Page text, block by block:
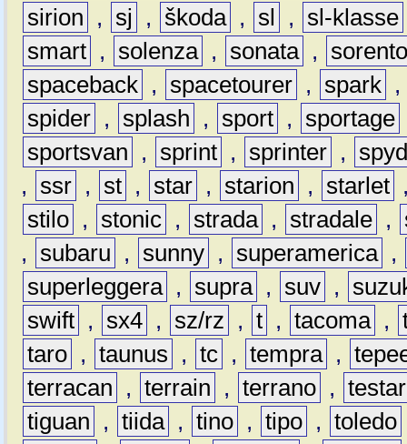
sirion
, sj , škoda , sl , sl-klasse
smart , solenza , sonata ,
spaceback , spacetourer , spark ,
spider , splash , sport , sportage
sportsvan
, sprint , sprinter ,
,
ssr , st , star , starion , starlet
stilo , stonic , strada , stradale ,
,
subaru , sunny , superamerica ,
superleggera , supra , suv ,
swift , sx4 , sz/rz , t , tacoma ,
taro , taunus , tc , tempra ,
terracan
, terrain , terrano ,
tiguan
, tiida , tino , tipo , toledo